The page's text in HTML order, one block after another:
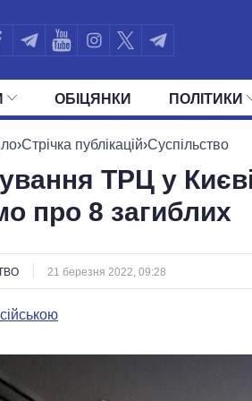
ОБIЦЯНКИ ПОЛIТИКИ
УСІ ПОЛІТИКИ ПРЕЗИДЕНТ І ОФІС
›Стрічка публікацій›Суспільство
ТРЦ у
про 8 загиблих
21 березня 2022, 09:28